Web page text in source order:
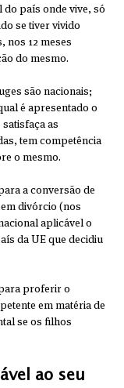
país onde vive, só
se tiver vivido
nos 12 meses
do mesmo.
são nacionais;
é apresentado o
as
tem competência
o mesmo.
a conversão de
divórcio (nos
aplicável o
da UE que decidiu
proferir o
em matéria de
se os filhos
ao seu